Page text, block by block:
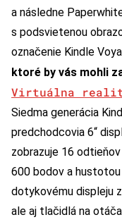
a následne
s podsvietenou
označenie Kindle
ktoré by vás mohli
Virtuálna
Siedma generácia
predchodcovia 6“
zobrazuje 16
600 bodov a
dotykovému displeju
ale aj tlačidlá na